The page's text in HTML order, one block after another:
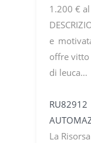
1.200 €
e
offre vitto
di leuca…
La